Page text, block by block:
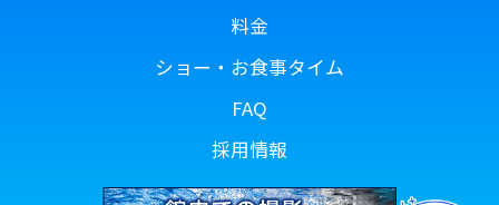
料金
ショー・お食事タイム
FAQ
採用情報